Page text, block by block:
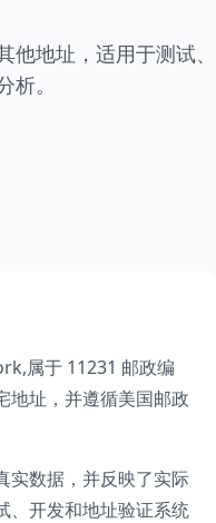
他地址，适用于测试、
析。
,属于 11231 邮政编
地址，并遵循美国邮政
实数据，并反映了实际
、开发和地址验证系统